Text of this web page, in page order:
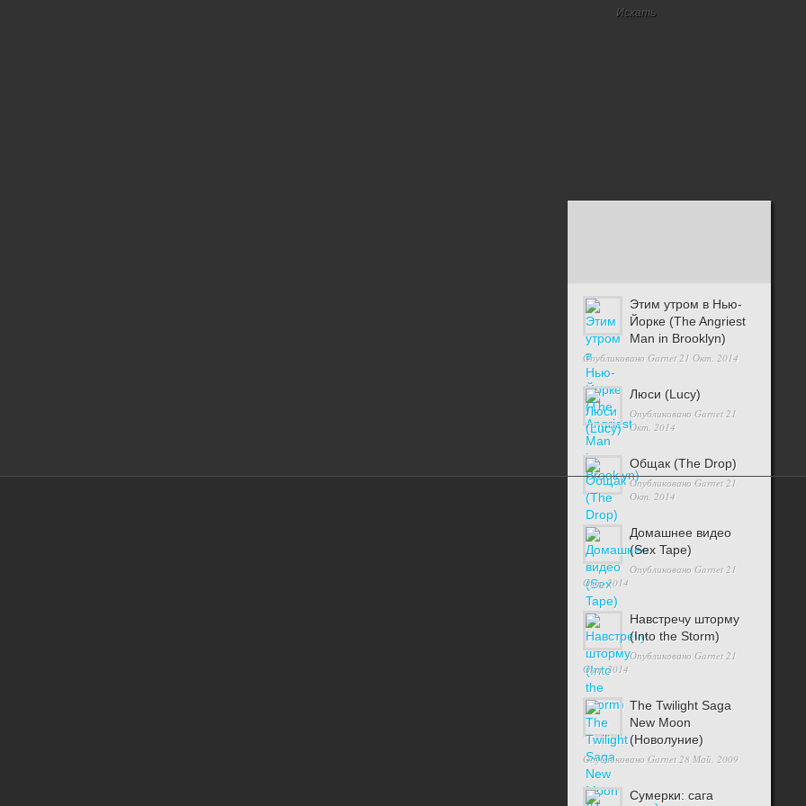
Этим утром в Нью-
Йорке (The Angriest
Man in Brooklyn)
Опубликовано Garnet21 Окт, 2014
Люси (Lucy)
Опубликовано Garnet21
Окт, 2014
Общак (The Drop)
Опубликовано Garnet21
Окт, 2014
Домашнее видео
(Sex Tape)
Опубликовано Garnet21
Окт, 2014
Навстречу шторму
(Into the Storm)
Опубликовано Garnet21
Окт, 2014
The Twilight Saga
New Moon
(Новолуние)
Опубликовано Garnet28 Май, 2009
Сумерки: cага
©2026Трейлеры к фильмам